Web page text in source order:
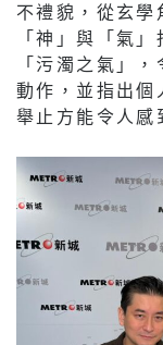
不禮貌，從玄學
「神」與「氣
「污濁之氣」
動作，並指出個
舉止方能令人感